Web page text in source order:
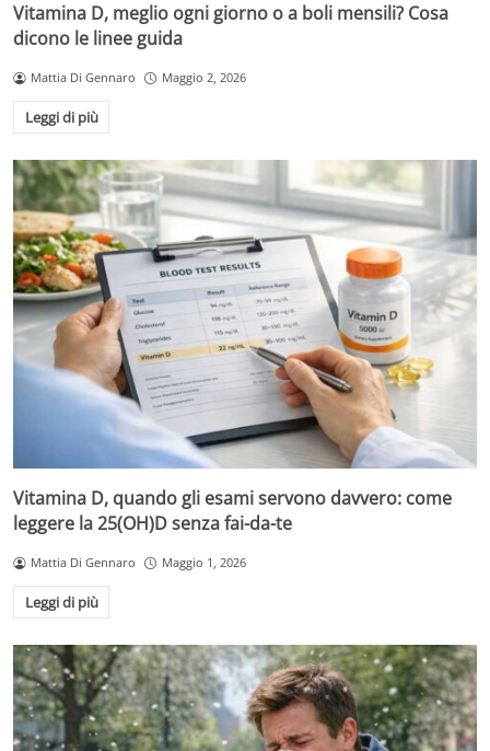
Vitamina D, meglio ogni giorno o a boli mensili? Cosa
dicono le linee guida
Mattia Di Gennaro Maggio 2, 2026
Leggi di più
Vitamina D, quando gli esami servono davvero: come
leggere la 25(OH)D senza fai-da-te
Mattia Di Gennaro Maggio 1, 2026
Leggi di più